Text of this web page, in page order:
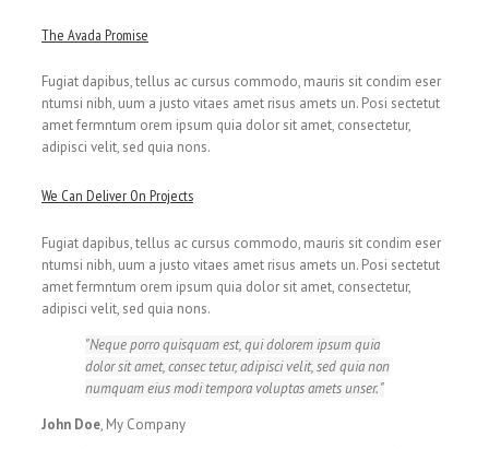
The Avada Promise
Fugiat dapibus, tellus ac cursus commodo, mauris sit condim eser
ntumsi nibh, uum a justo vitaes amet risus amets un. Posi sectetut
amet fermntum orem ipsum quia dolor sit amet, consectetur,
adipisci velit, sed quia nons.
We Can Deliver On Projects
Fugiat dapibus, tellus ac cursus commodo, mauris sit condim eser
ntumsi nibh, uum a justo vitaes amet risus amets un. Posi sectetut
amet fermntum orem ipsum quia dolor sit amet, consectetur,
adipisci velit, sed quia nons.
Neque porro quisquam est, qui dolorem ipsum quia
dolor sit amet, consec tetur, adipisci velit, sed quia non
numquam eius modi tempora voluptas amets unser.
John Doe, My Company